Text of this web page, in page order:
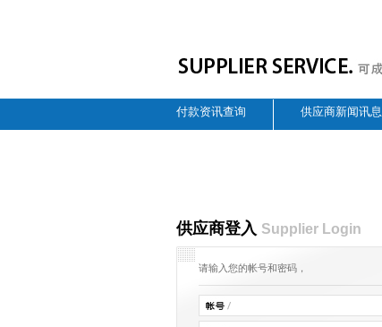
付款资讯查询 供应商新闻讯息
供应商登入 Supplier Login
请输入您的帐号和密码，